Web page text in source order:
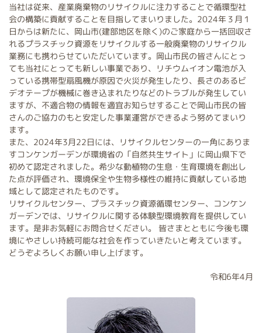
当社は従来、産業廃棄物のリサイクルに注力することで循環型社
会の構築に貢献することを目指してまいりました。2024年３月１
日からは新たに、岡山市(建部地区を除く)のご家庭から一括回収さ
れるプラスチック資源をリサイクルする一般廃棄物のリサイクル
業務にも携わらせていただいています。岡山市民の皆さんにとっ
ても当社にとっても新しい事業であり、リチウムイオン電池が入
っている携帯型扇風機が原因で火災が発生したり、長さのあるビ
デオテープが機械に巻き込まれたりなどのトラブルが発生してい
ますが、不適合物の情報を適宜お知らせすることで岡山市民の皆
さんのご協力のもと安定した事業運営ができるよう努めてまいり
ます。
また、2024年3月22日には、リサイクルセンターの一角にありま
すコンケンガーデンが環境省の「自然共生サイト」に岡山県下で
初めて認定されました。希少な動植物の生息・生育環境を創出し
た点が評価され、環境保全や生物多様性の維持に貢献している地
域として認定されたものです。
リサイクルセンター、プラスチック資源循環センター、コンケン
ガーデンでは、リサイクルに関する体験型環境教育を提供してい
ます。是非お気軽にお問合せください。 皆さまとともに今後も環
境にやさしい持続可能な社会を作っていきたいと考えています。
どうぞよろしくお願い申し上げます。
令和6年4月